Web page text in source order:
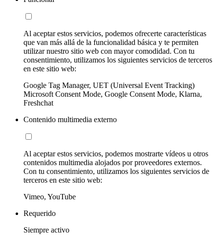
Al aceptar estos servicios, podemos ofrecerte características
que van más allá de la funcionalidad básica y te permiten
utilizar nuestro sitio web con mayor comodidad. Con tu
consentimiento, utilizamos los siguientes servicios de terceros
en este sitio web:
Google Tag Manager, UET (Universal Event Tracking)
Microsoft Consent Mode, Google Consent Mode, Klarna,
Freshchat
Contenido multimedia externo
Al aceptar estos servicios, podemos mostrarte vídeos u otros
contenidos multimedia alojados por proveedores externos.
Con tu consentimiento, utilizamos los siguientes servicios de
terceros en este sitio web:
Vimeo, YouTube
Requerido
Siempre activo